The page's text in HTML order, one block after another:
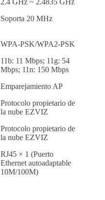
Soporta 20 MHz
WPA-PSK/WPA2-PSK
11b: 11 Mbps; 11g: 54
Mbps; 11n: 150 Mbps
Emparejamiento AP
Protocolo propietario de
la nube EZVIZ
Protocolo propietario de
la nube EZVIZ
RJ45 × 1 (Puerto
Ethernet autoadaptable
10M/100M)